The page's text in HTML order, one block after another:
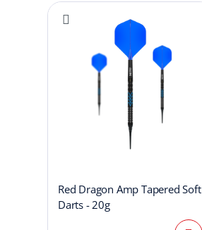
Red Dragon Amp Tapered Soft
Darts - 20g